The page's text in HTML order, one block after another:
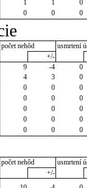
1 1
0
0 0 0
počet nehôd
usmrtení
+/-
9 -4
0
4 3
0
0 0
0
0 0
0
0 0
0
0 0
0
0 0 0
počet nehôd
usmrtení
+/-